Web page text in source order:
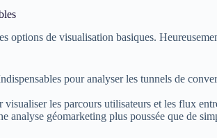
options de visualisation basiques.
pour analyser les tunnels de
visualiser les parcours utilisateurs et les flux
analyse géomarketing plus poussée que de